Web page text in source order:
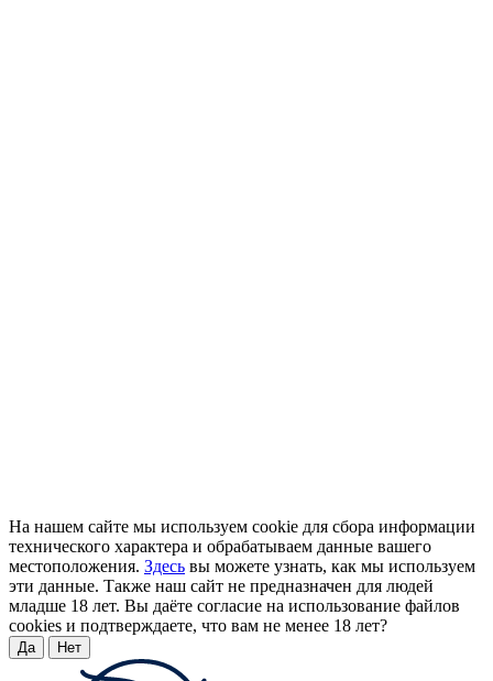
На нашем сайте мы используем cookie для сбора информации
технического характера и обрабатываем данные вашего
местоположения. Здесь вы можете узнать, как мы используем
эти данные. Также наш сайт не предназначен для людей
младше 18 лет. Вы даёте согласие на использование файлов
cookies и подтверждаете, что вам не менее 18 лет?
Да Нет